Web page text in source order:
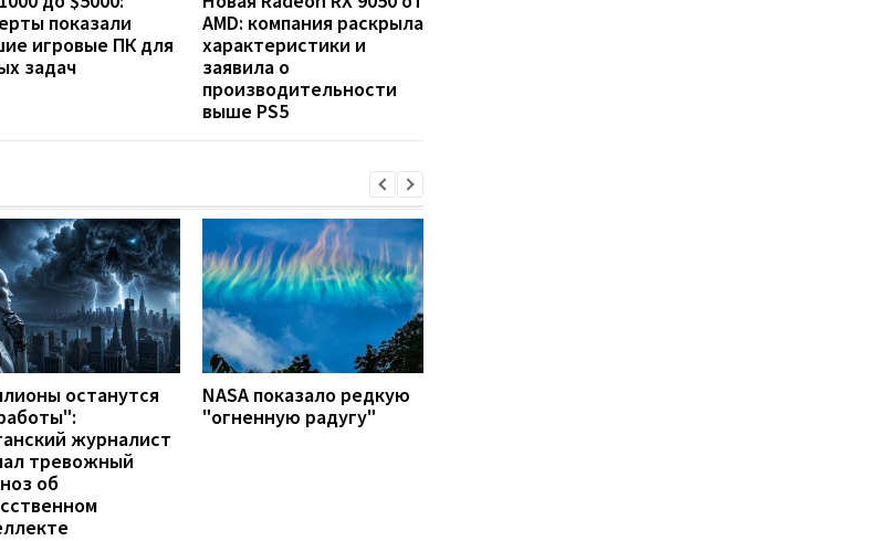
показали
игровые ПК для
задач
AMD: компания раскрыла
характеристики и
заявила о
производительности
выше PS5
останутся
журналист
тревожный
об
NASA показало редкую
"огненную радугу"